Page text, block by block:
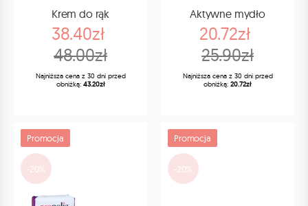
Krem do rąk
38.40zł
48.00zł
Najniższa cena z 30 dni przed
obniżką: 43.20zł
Aktywne mydło
20.72zł
25.90zł
Najniższa cena z 30 dni przed
obniżką: 20.72zł
Promocja
-20%
Promocja
-20%